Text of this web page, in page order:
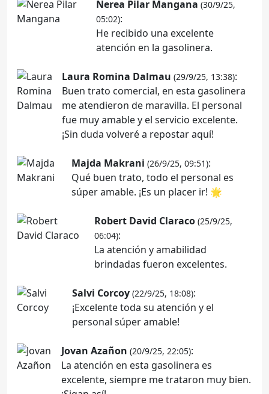
Nerea Pilar Mangana (30/9/25,
05:02):
He recibido una excelente
atención en la gasolinera.
Laura Romina Dalmau (29/9/25, 13:38):
Buen trato comercial, en esta gasolinera
me atendieron de maravilla. El personal
fue muy amable y el servicio excelente.
¡Sin duda volveré a repostar aquí!
Majda Makrani (26/9/25, 09:51):
Qué buen trato, todo el personal es
súper amable. ¡Es un placer ir! 🌟
Robert David Claraco (25/9/25,
06:04):
La atención y amabilidad
brindadas fueron excelentes.
Salvi Corcoy (22/9/25, 18:08):
¡Excelente toda su atención y el
personal súper amable!
Jovan Azañon (20/9/25, 22:05):
La atención en esta gasolinera es
excelente, siempre me trataron muy bien.